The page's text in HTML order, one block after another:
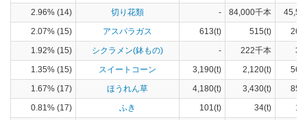
2.96% (14)
切り花類 - 84,000千本
2.07% (15)
アスパラガス 613(t) 515(t)
1.92% (15)
シクラメン(鉢もの) - 222千本
1.35% (15)
スイートコーン 3,190(t) 2,120(t)
1.67% (17)
ほうれん草 4,180(t) 3,430(t)
0.81% (17)
ふき 101(t) 34(t)